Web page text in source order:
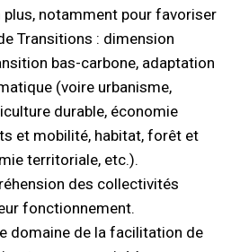
plus, notamment pour favoriser
Transitions : dimension
bas-carbone, adaptation
(voire urbanisme,
durable, économie
et mobilité, habitat, forêt et
territoriale, etc.).
des collectivités
fonctionnement.
domaine de la facilitation de